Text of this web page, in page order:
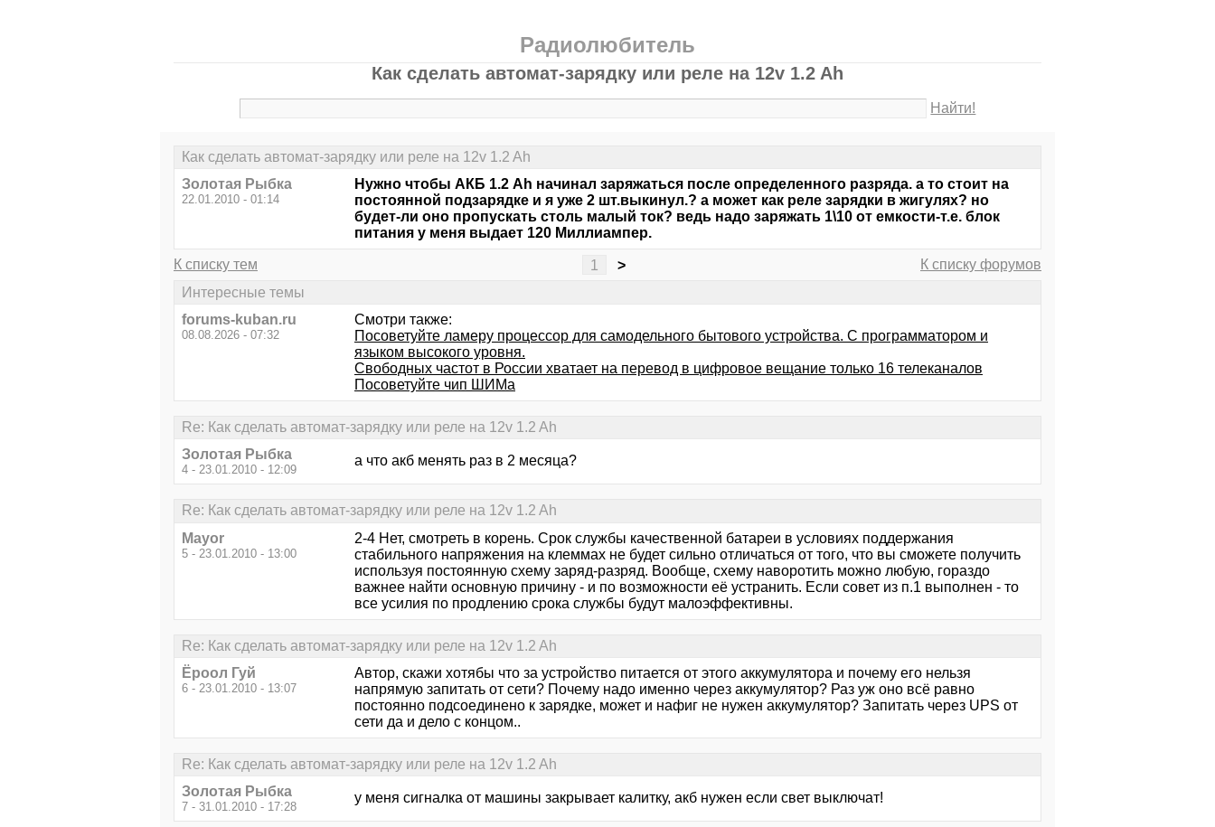
Радиолюбитель
Как сделать автомат-зарядку или реле на 12v 1.2 Ah
Найти!
Как сделать автомат-зарядку или реле на 12v 1.2 Ah
Золотая Рыбка
22.01.2010 - 01:14
Нужно чтобы АКБ 1.2 Ah начинал заряжаться после определенного разряда. а то стоит на
постоянной подзарядке и я уже 2 шт.выкинул.? а может как реле зарядки в жигулях? но
будет-ли оно пропускать столь малый ток? ведь надо заряжать 1\10 от емкости-т.е. блок
питания у меня выдает 120 Миллиампер.
К списку тем 1 >
К списку форумов
Интересные темы
forums-kuban.ru
08.08.2026 - 07:32
Смотри также:
Посоветуйте ламеру процессор для самодельного бытового устройства. С программатором и
языком высокого уровня.
Свободных частот в России хватает на перевод в цифровое вещание только 16 телеканалов
Посоветуйте чип ШИМа
Re: Как сделать автомат-зарядку или реле на 12v 1.2 Ah
Золотая Рыбка
4 - 23.01.2010 - 12:09
а что акб менять раз в 2 месяца?
Re: Как сделать автомат-зарядку или реле на 12v 1.2 Ah
Mayor
5 - 23.01.2010 - 13:00
2-4 Нет, смотреть в корень. Срок службы качественной батареи в условиях поддержания
стабильного напряжения на клеммах не будет сильно отличаться от того, что вы сможете получить
используя постоянную схему заряд-разряд. Вообще, схему наворотить можно любую, гораздо
важнее найти основную причину - и по возможности её устранить. Если совет из п.1 выполнен - то
все усилия по продлению срока службы будут малоэффективны.
Re: Как сделать автомат-зарядку или реле на 12v 1.2 Ah
Ёроол Гуй
6 - 23.01.2010 - 13:07
Автор, скажи хотябы что за устройство питается от этого аккумулятора и почему его нельзя
напрямую запитать от сети? Почему надо именно через аккумулятор? Раз уж оно всё равно
постоянно подсоединено к зарядке, может и нафиг не нужен аккумулятор? Запитать через UPS от
сети да и дело с концом..
Re: Как сделать автомат-зарядку или реле на 12v 1.2 Ah
Золотая Рыбка
7 - 31.01.2010 - 17:28
у меня сигналка от машины закрывает калитку, акб нужен если свет выключат!